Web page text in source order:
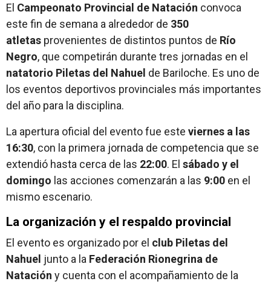
El Campeonato Provincial de Natación convoca
este fin de semana a alrededor de 350
atletas provenientes de distintos puntos de Río
Negro, que competirán durante tres jornadas en el
natatorio Piletas del Nahuel de Bariloche. Es uno de
los eventos deportivos provinciales más importantes
del año para la disciplina.
La apertura oficial del evento fue este viernes a las
16:30, con la primera jornada de competencia que se
extendió hasta cerca de las 22:00. El sábado y el
domingo las acciones comenzarán a las 9:00 en el
mismo escenario.
La organización y el respaldo provincial
El evento es organizado por el club Piletas del
Nahuel junto a la Federación Rionegrina de
Natación y cuenta con el acompañamiento de la